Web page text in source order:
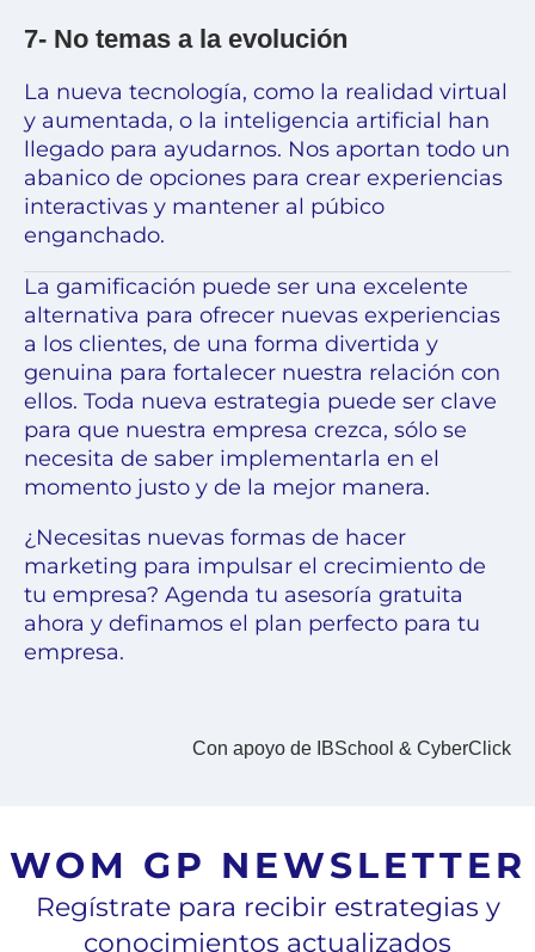
7- No temas a la evolución
La nueva tecnología, como la realidad virtual
y aumentada, o la inteligencia artificial han
llegado para ayudarnos. Nos aportan todo un
abanico de opciones para crear experiencias
interactivas y mantener al púbico
enganchado.
La gamificación puede ser una excelente
alternativa para ofrecer nuevas experiencias
a los clientes, de una forma divertida y
genuina para fortalecer nuestra relación con
ellos. Toda nueva estrategia puede ser clave
para que nuestra empresa crezca, sólo se
necesita de saber implementarla en el
momento justo y de la mejor manera.
¿Necesitas nuevas formas de hacer
marketing para impulsar el crecimiento de
tu empresa? Agenda tu asesoría gratuita
ahora y definamos el plan perfecto para tu
empresa.
Con apoyo de IBSchool & CyberClick
WOM GP NEWSLETTER
Regístrate para recibir estrategias y
conocimientos actualizados